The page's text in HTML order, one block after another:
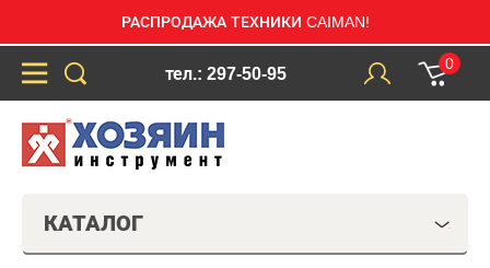
РАСПРОДАЖА ТЕХНИКИ CAIMAN!
тел.: 297-50-95
0
КАТАЛОГ